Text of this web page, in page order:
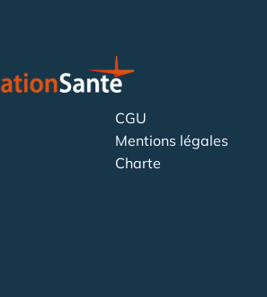
CGU
Mentions légales
Charte